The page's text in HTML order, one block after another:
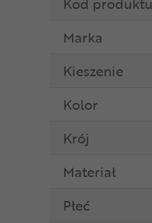
Marka
Kieszenie
Kolor
Krój
Materiał
Płeć